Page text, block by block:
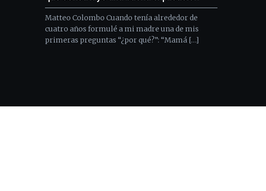
y
espectáculos
4
Matteo Colombo Cuando tenía alrededor de
cuatro años formulé a mi madre una de mis
primeras preguntas “¿por qué?”: “Mamá […]